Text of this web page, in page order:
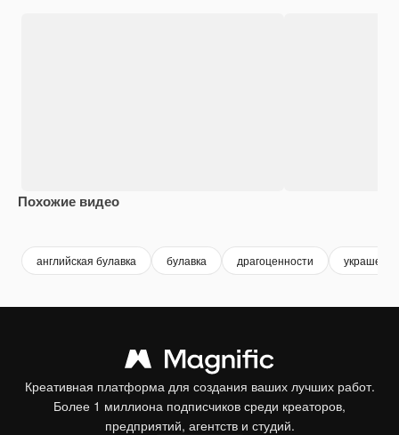
Похожие видео
английская булавка булавка драгоценности украшения
Креативная платформа для создания ваших лучших работ.
Более 1 миллиона подписчиков среди креаторов,
предприятий, агентств и студий.